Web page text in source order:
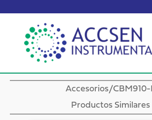
Accesorios/CBM910-II
Productos Similares